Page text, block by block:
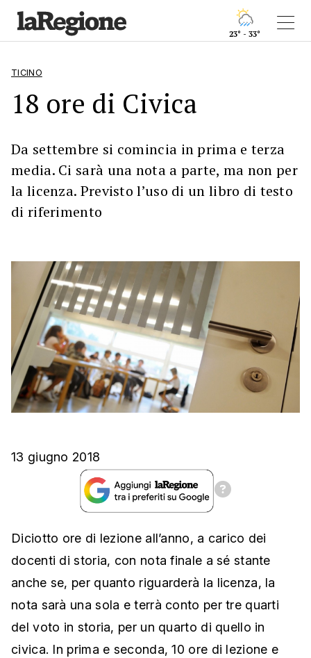
23° - 33°
TICINO
18 ore di Civica
Da settembre si comincia in prima e terza
media. Ci sarà una nota a parte, ma non per
la licenza. Previsto l’uso di un libro di testo
di riferimento
13 giugno 2018
Diciotto ore di lezione all’anno, a carico dei
docenti di storia, con nota finale a sé stante
anche se, per quanto riguarderà la licenza, la
nota sarà una sola e terrà conto per tre quarti
del voto in storia, per un quarto di quello in
civica. In prima e seconda, 10 ore di lezione e